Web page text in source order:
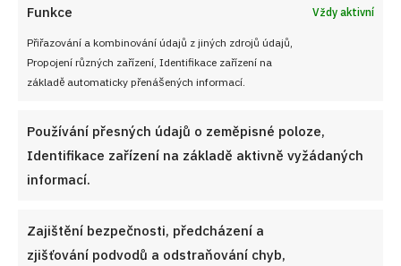
Funkce Vždy aktivní
Přiřazování a kombinování údajů z jiných zdrojů údajů,
Propojení různých zařízení, Identifikace zařízení na
základě automaticky přenášených informací.
Používání přesných údajů o zeměpisné poloze,
Identifikace zařízení na základě aktivně vyžádaných
informací.
Zajištění bezpečnosti, předcházení a
zjišťování podvodů a odstraňování chyb,